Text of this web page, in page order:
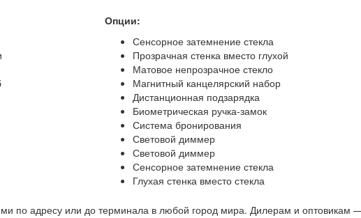
Опции:
Сенсорное затемнение стекла
Прозрачная стенка вместо глухой
Матовое непрозрачное стекло
Магнитный канцелярский набор
Дистанционная подзарядка
Биометрическая ручка-замок
Система бронирования
Световой диммер
Световой диммер
Сенсорное затемнение стекла
Глухая стенка вместо стекла
по адресу или до терминала в любой город мира. Дилерам и оптовикам